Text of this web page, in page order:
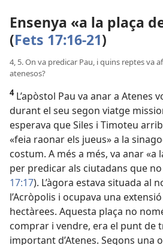
Ensenya «a la plaça
(Fets 17:16-21)
4, 5. On va predicar Pau, i quins reptes va
atenesos?
4L’apòstol Pau va anar a Atenes
durant el seu segon viatge
esperava que Siles i Timoteu
«feia raonar els jueus» a la
costum. A més a més, va anar «a
per predicar als ciutadans que
17:17). L’àgora estava situada al
l’Acròpolis i ocupava una extensió
hectàrees. Aquesta plaça no
comprar i vendre, era el punt de
important d’Atenes. Segons una